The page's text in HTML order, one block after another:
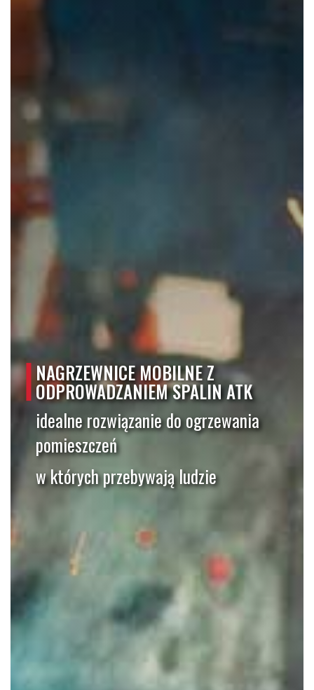
NAGRZEWNICE MOBILNE Z
ODPROWADZANIEM SPALIN ATK
idealne rozwiązanie do ogrzewania
pomieszczeń
w których przebywają ludzie